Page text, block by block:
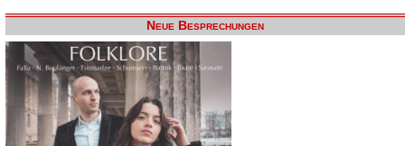
Neue Besprechungen